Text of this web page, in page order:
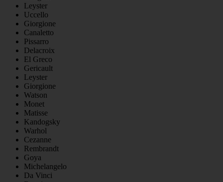
Leyster
Uccello
Giorgione
Canaletto
Pissarro
Delacroix
El Greco
Gericault
Leyster
Giorgione
Watson
Monet
Matisse
Kandogsky
Warhol
Cezanne
Rembrandt
Goya
Michelangelo
Da Vinci